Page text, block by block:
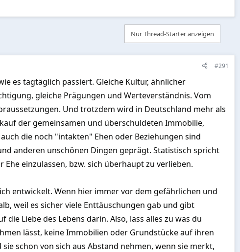
Nur Thread-Starter anzeigen
#291
es tagtäglich passiert. Gleiche Kultur, ähnlicher
gleiche Prägungen und Werteverständnis. Vom
Und trotzdem wird in Deutschland mehr als
der gemeinsamen und überschuldeten Immobilie,
die noch "intakten" Ehen oder Beziehungen sind
anderen unschönen Dingen geprägt. Statistisch spricht
einzulassen, bzw. sich überhaupt zu verlieben.
entwickelt. Wenn hier immer vor dem gefährlichen und
weil es sicher viele Enttäuschungen gab und gibt
Liebe des Lebens darin. Also, lass alles zu was du
lässt, keine Immobilien oder Grundstücke auf ihren
schon von sich aus Abstand nehmen, wenn sie merkt,